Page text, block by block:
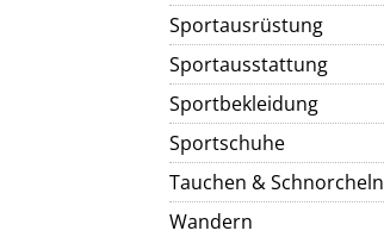
Sportausrüstung
Sportausstattung
Sportbekleidung
Sportschuhe
Tauchen & Schnorcheln
Wandern